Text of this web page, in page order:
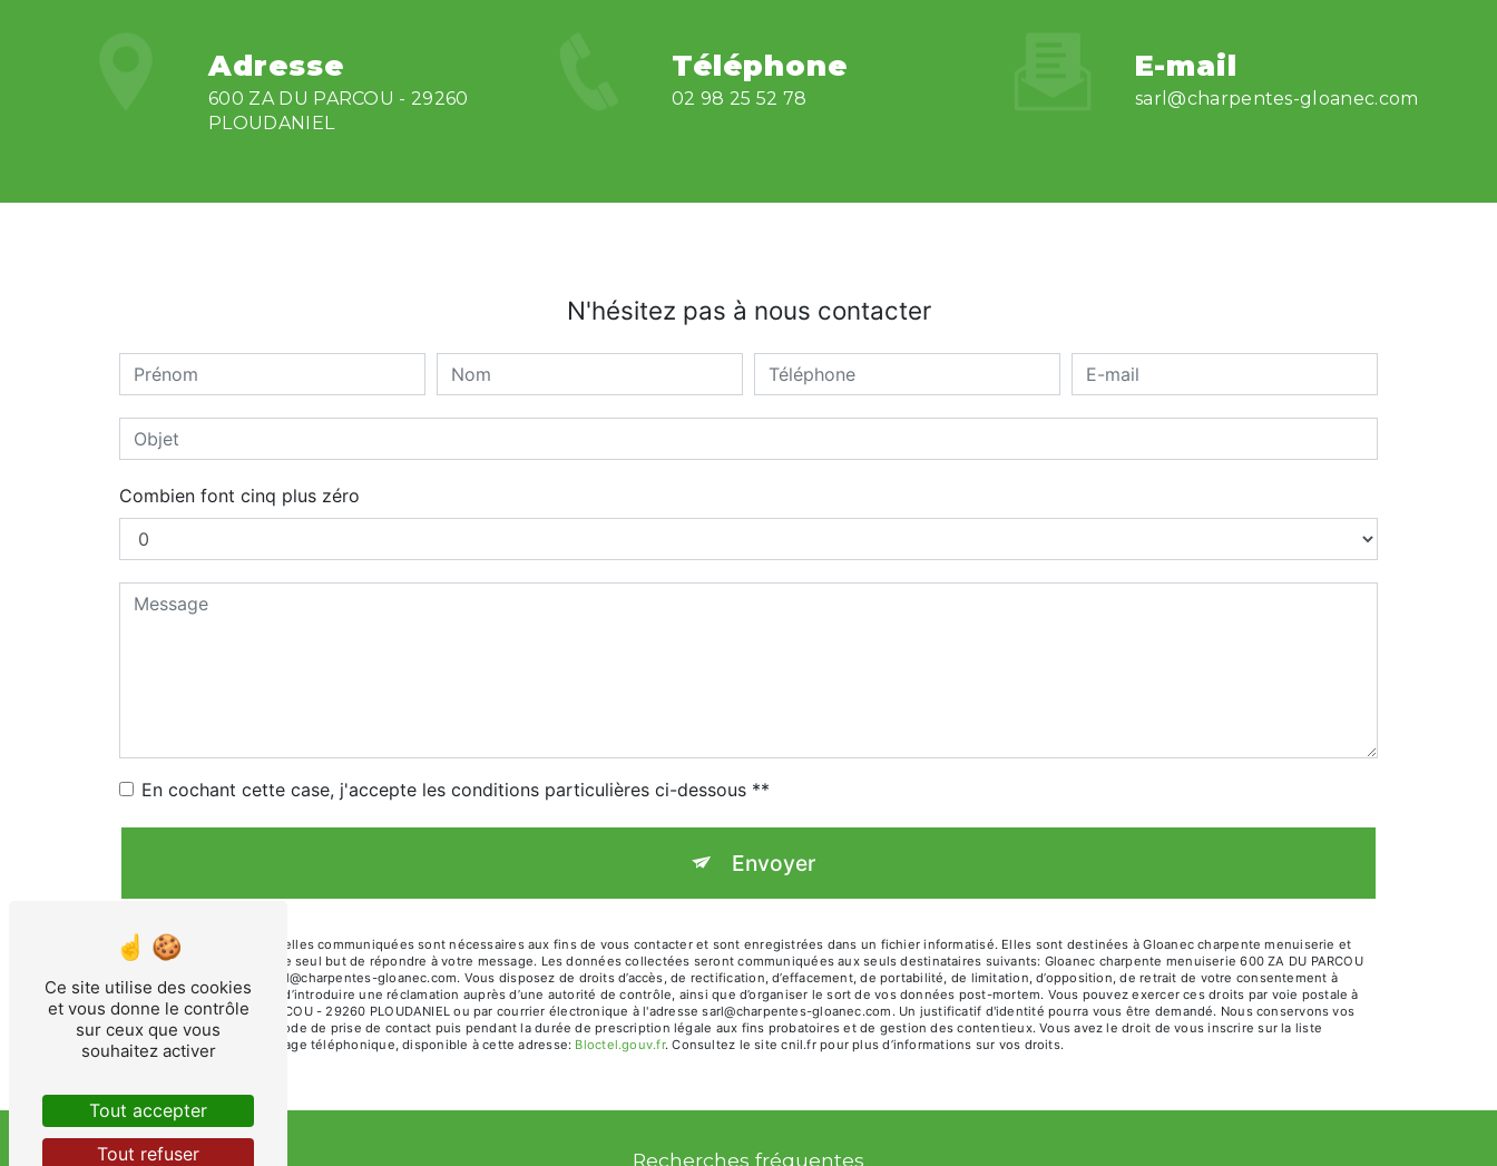
Adresse
600 ZA DU PARCOU - 29260
PLOUDANIEL
Téléphone
02 98 25 52 78
E-mail
sarl@charpentes-gloanec.com
N'hésitez pas à nous contacter
Combien font cinq plus zéro
En cochant cette case, j'accepte les conditions particulières ci-dessous **
Envoyer
** Les données personnelles communiquées sont nécessaires aux fins de vous contacter et sont enregistrées dans un fichier informatisé. Elles sont destinées à Gloanec charpente menuiserie et
ses sous-traitants dans le seul but de répondre à votre message. Les données collectées seront communiquées aux seuls destinataires suivants: Gloanec charpente menuiserie 600 ZA DU PARCOU
- 29260 PLOUDANIEL sarl@charpentes-gloanec.com. Vous disposez de droits d’accès, de rectification, d’effacement, de portabilité, de limitation, d’opposition, de retrait de votre consentement à
tout moment et du droit d’introduire une réclamation auprès d’une autorité de contrôle, ainsi que d’organiser le sort de vos données post-mortem. Vous pouvez exercer ces droits par voie postale à
l'adresse 600 ZA DU PARCOU - 29260 PLOUDANIEL ou par courrier électronique à l'adresse sarl@charpentes-gloanec.com. Un justificatif d'identité pourra vous être demandé. Nous conservons vos
données pendant la période de prise de contact puis pendant la durée de prescription légale aux fins probatoires et de gestion des contentieux. Vous avez le droit de vous inscrire sur la liste
d'opposition au démarchage téléphonique, disponible à cette adresse: Bloctel.gouv.fr. Consultez le site cnil.fr pour plus d’informations sur vos droits.
Recherches fréquentes
Ce site utilise des cookies
et vous donne le contrôle
sur ceux que vous
souhaitez activer
Tout accepter
Tout refuser